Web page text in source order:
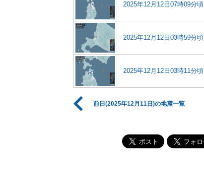
2025年12月12日07時09分頃
2025年12月12日03時59分頃
2025年12月12日03時11分頃
前日(2025年12月11日)の地震一覧